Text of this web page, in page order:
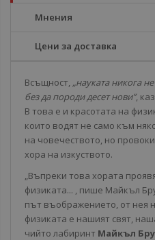
Мнения
Цени за доставка
Всъщност, „науката никога
без да породи десет нови”,
В това е и красотата на
които водят не само към
на човечеството, но
хора на изкуството.
„Въпреки това хората
физиката... , пише Майкъл
път въображението, от нея
физиката е нашият свят,
чийто лабиринт Майкъл